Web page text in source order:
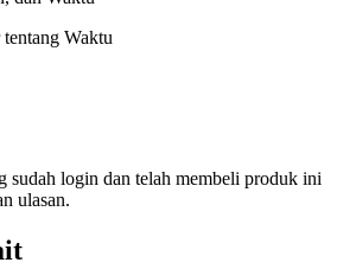
Waktu
sudah login dan telah membeli produk ini
ulasan.